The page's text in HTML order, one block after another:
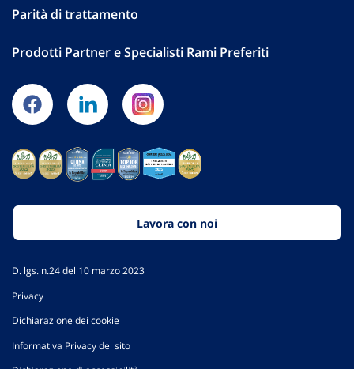
Parità di trattamento
Prodotti Partner e Specialisti Rami Preferiti
Lavora con noi
D. lgs. n.24 del 10 marzo 2023
Privacy
Dichiarazione dei cookie
Informativa Privacy del sito